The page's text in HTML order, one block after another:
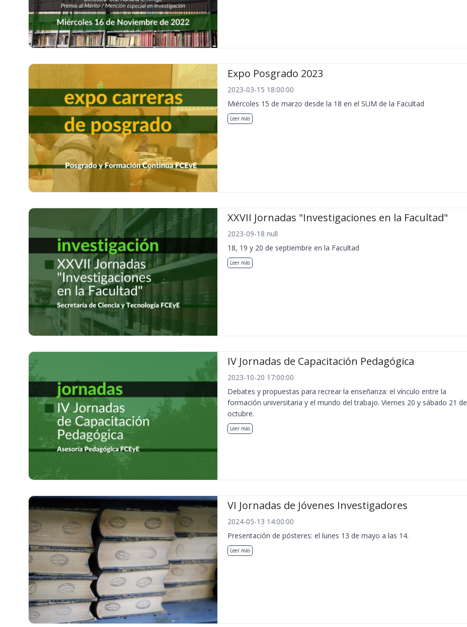
Expo Posgrado 2023
2023-03-15 18:00:00
Miércoles 15 de marzo desde la 18 en el SUM de la Facultad
Leer más
XXVII Jornadas "Investigaciones en la Facultad"
2023-09-18 null
18, 19 y 20 de septiembre en la Facultad
Leer más
IV Jornadas de Capacitación Pedagógica
2023-10-20 17:00:00
Debates y propuestas para recrear la enseñanza: el vínculo entre la
formación universitaria y el mundo del trabajo. Viernes 20 y sábado 21 de
octubre.
Leer más
VI Jornadas de Jóvenes Investigadores
2024-05-13 14:00:00
Presentación de pósteres: el lunes 13 de mayo a las 14.
Leer más